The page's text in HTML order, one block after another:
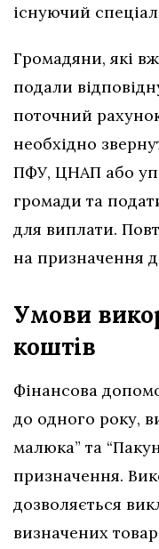
існуючий
Громадяни, які
подали
поточний
необхідно
ПФУ, ЦНАП або
громади та
для виплати.
на призначення
Умови
коштів
Фінансова
до одного року,
малюка” та
призначення.
дозволяється
визначених